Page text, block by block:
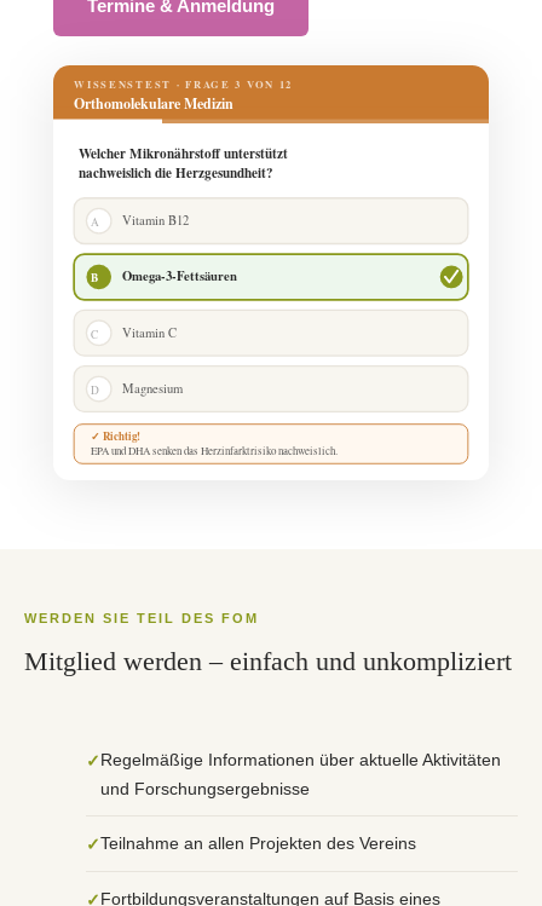
Termine & Anmeldung
WISSENSTEST · FRAGE 3 VON 12
Orthomolekulare Medizin
Welcher Mikronährstoff unterstützt
nachweislich die Herzgesundheit?
A Vitamin B12
B Omega-3-Fettsäuren
C Vitamin C
D Magnesium
✓ Richtig!
EPA und DHA senken das Herzinfarktrisiko nachweislich.
WERDEN SIE TEIL DES FOM
Mitglied werden – einfach und unkompliziert
Regelmäßige Informationen über aktuelle Aktivitäten
und Forschungsergebnisse
Teilnahme an allen Projekten des Vereins
Fortbildungsveranstaltungen auf Basis eines